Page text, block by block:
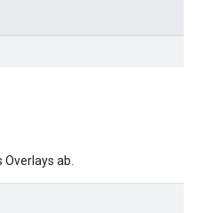
Overlays ab.